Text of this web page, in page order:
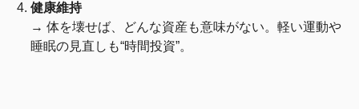
健康維持
→ 体を壊せば、どんな資産も意味がない。軽い運動や
睡眠の見直しも“時間投資”。